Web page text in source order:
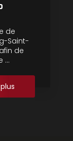
de
Saint-
de
...